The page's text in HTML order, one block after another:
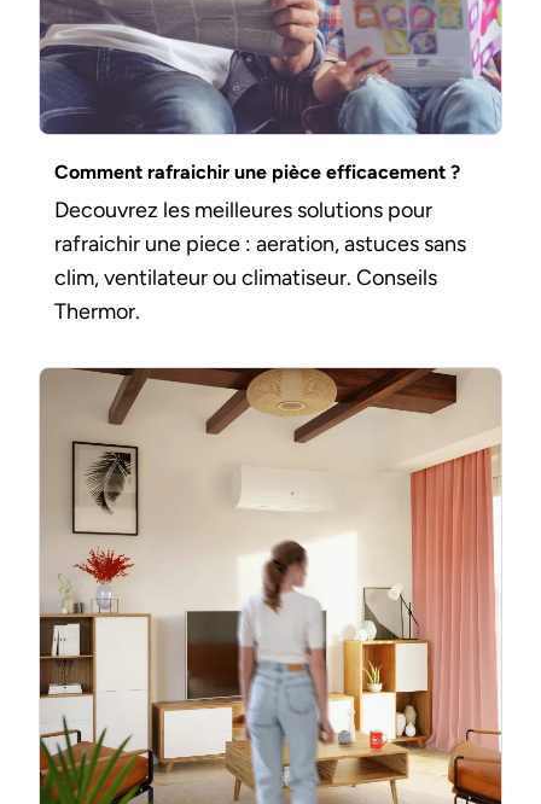
Comment rafraichir une pièce efficacement ?
Decouvrez les meilleures solutions pour
rafraichir une piece : aeration, astuces sans
clim, ventilateur ou climatiseur. Conseils
Thermor.